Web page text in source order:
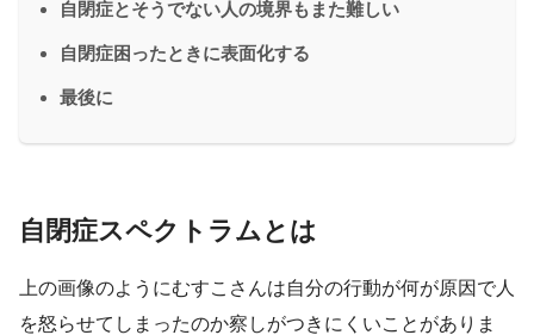
自閉症とそうでない人の境界もまた難しい
自閉症困ったときに表面化する
最後に
自閉症スペクトラムとは
上の画像のようにむすこさんは自分の行動が何が原因で人
を怒らせてしまったのか察しがつきにくいことがありま